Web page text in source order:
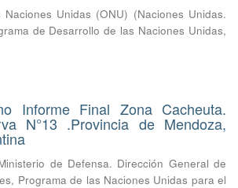
Unidas (ONU) (Naciones Unidas.
de Desarrollo de las Naciones Unidas,
Informe Final Zona Cacheuta.
N°13 .Provincia de Mendoza,
de Defensa. Dirección General de
Programa de las Naciones Unidas para el